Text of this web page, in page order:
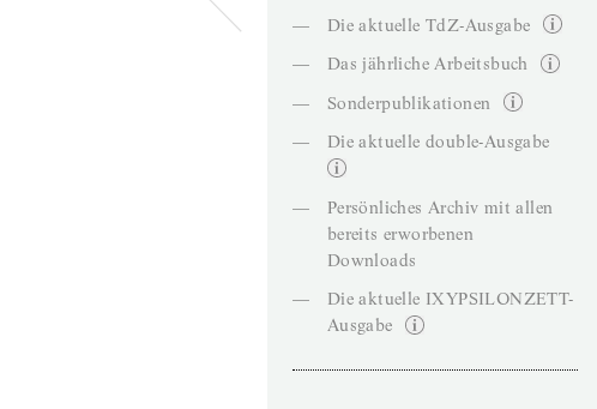
—
Die aktuelle TdZ-Ausgabe
—
Das jährliche Arbeitsbuch
—
Sonderpublikationen
—
Die aktuelle double-Ausgabe
—
Persönliches Archiv mit allen
bereits erworbenen
Downloads
—
Die aktuelle IXYPSILONZETT-
Ausgabe